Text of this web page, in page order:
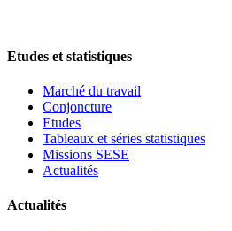
Etudes et statistiques
Marché du travail
Conjoncture
Etudes
Tableaux et séries statistiques
Missions SESE
Actualités
Actualités